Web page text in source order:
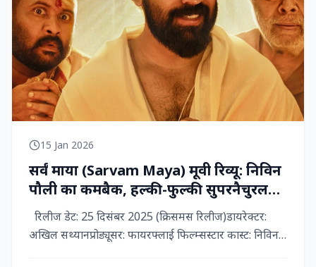
15 Jan 2026
सर्वं माया (Sarvam Maya) मूवी रिव्यू: निविन
पौली का कमबैक, हल्की-फुल्की सुपरनैचुरल
कॉमेडी जो दिल को छू जाती है
रिलीज डेट: 25 दिसंबर 2025 (क्रिसमस रिलीज)डायरेक्टर:
अखिल सथ्यानप्रोड्यूसर: फायरफ्लाई फिल्म्सस्टार कास्ट: निविन